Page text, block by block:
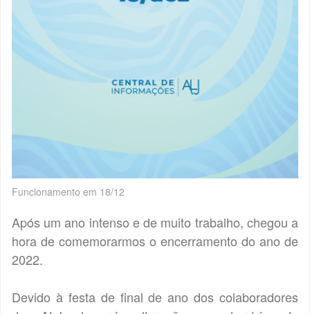
Funcionamento em 18/12
Após um ano intenso e de muito trabalho, chegou a
hora de comemorarmos o encerramento do ano de
2022.
Devido à festa de final de ano dos colaboradores